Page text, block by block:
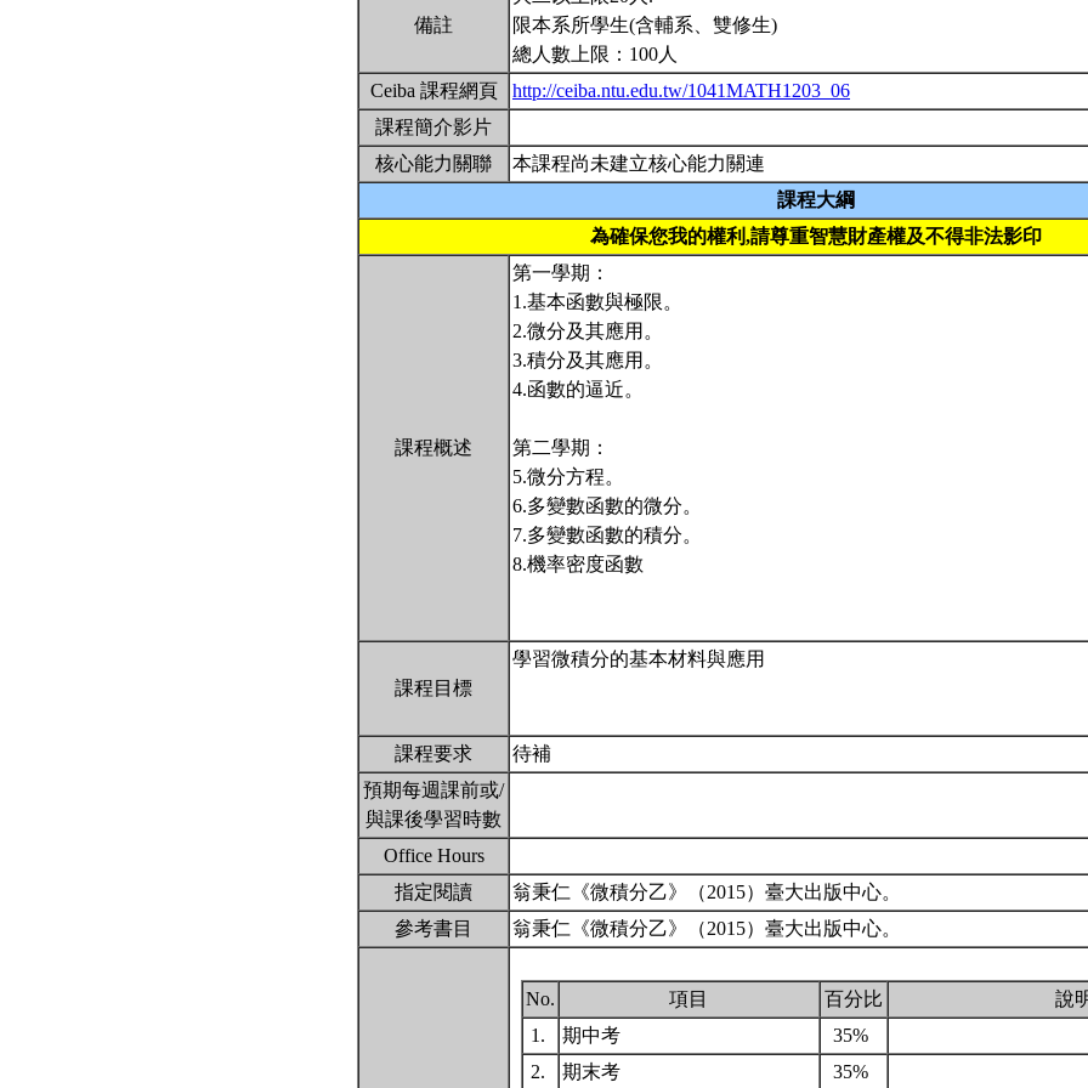
備註
限本系所學生(含輔系、雙修生)
總人數上限：100人
Ceiba 課程網頁
http://ceiba.ntu.edu.tw/1041MATH1203_06
課程簡介影片
核心能力關聯
本課程尚未建立核心能力關連
課程大綱
為確保您我的權利,請尊重智慧財產權及不得非法影印
課程概述
第一學期：
1.基本函數與極限。
2.微分及其應用。
3.積分及其應用。
4.函數的逼近。
第二學期：
5.微分方程。
6.多變數函數的微分。
7.多變數函數的積分。
8.機率密度函數
課程目標
學習微積分的基本材料與應用
課程要求
待補
預期每週課前或/
與課後學習時數
Office Hours
指定閱讀
翁秉仁《微積分乙》（2015）臺大出版中心。
參考書目
翁秉仁《微積分乙》（2015）臺大出版中心。
No. 項目 百分比
說
1.
期中考
35%
2.
期末考 35%